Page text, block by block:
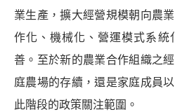
業生產，擴大經營規模朝向農
作化、機械化、營運模式系統
善。至於新的農業合作組織之
庭農場的存續，還是家庭成員
此階段的政策關注範圍。